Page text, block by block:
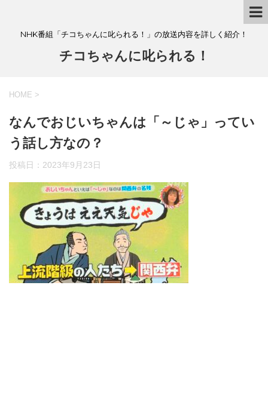
NHK番組「チコちゃんに叱られる！」の放送内容を詳しく紹介！
チコちゃんに叱られる！
HOME >
なんでおじいちゃんは「～じゃ」ってい
う話し方なの？
投稿日： 2023年9月23日